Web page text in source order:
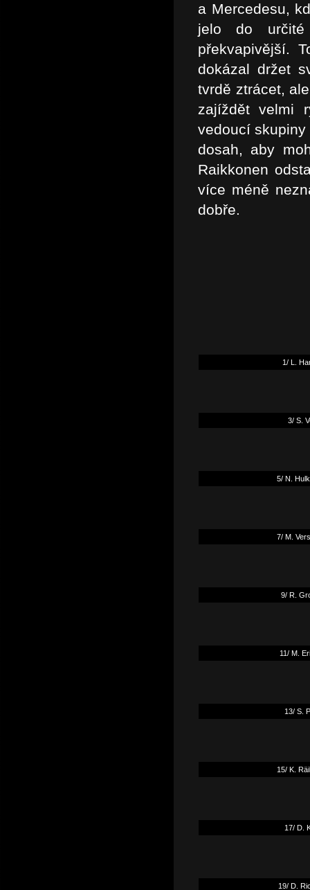
a Mercedesu,
jelo do
překvapivější.
dokázal držet
tvrdě ztrácet,
zajíždět velmi
vedoucí
dosah, aby
Raikkonen
více méně
dobře.
1/ L.
3/ S.
5/ N.
7/ M.
9/ R.
11/ M.
13/ S.
15/ K.
17/ D.
19/ D.